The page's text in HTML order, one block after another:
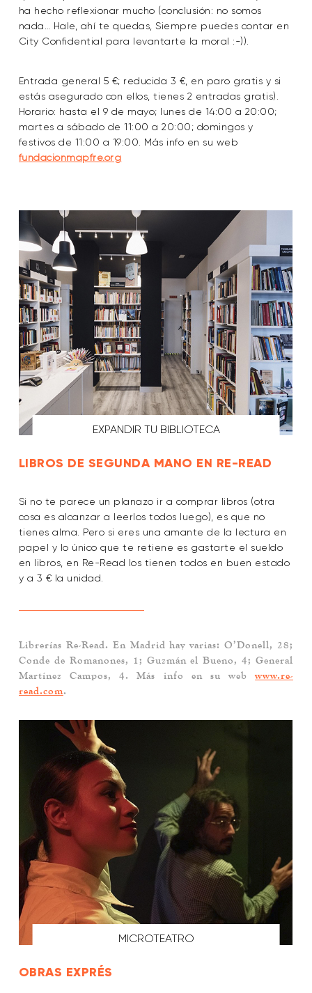
ha hecho reflexionar mucho (conclusión: no somos
nada… Hale, ahí te quedas, Siempre puedes contar en
City Confidential para levantarte la moral :-)).
Entrada general 5 €; reducida 3 €, en paro gratis y si
estás asegurado con ellos, tienes 2 entradas gratis).
Horario: hasta el 9 de mayo; lunes de 14:00 a 20:00;
martes a sábado de 11:00 a 20:00; domingos y
festivos de 11:00 a 19:00. Más info en su web
fundacionmapfre.org
EXPANDIR TU BIBLIOTECA
LIBROS DE SEGUNDA MANO EN RE-READ
Si no te parece un planazo ir a comprar libros (otra
cosa es alcanzar a leerlos todos luego), es que no
tienes alma. Pero si eres una amante de la lectura en
papel y lo único que te retiene es gastarte el sueldo
en libros, en Re-Read los tienen todos en buen estado
y a 3 € la unidad.
Librerías Re-Read. En Madrid hay varias: O’Donell, 28;
Conde de Romanones, 1; Guzmán el Bueno, 4; General
Martínez Campos, 4. Más info en su webwww.re-
read.com.
MICROTEATRO
OBRAS EXPRÉS